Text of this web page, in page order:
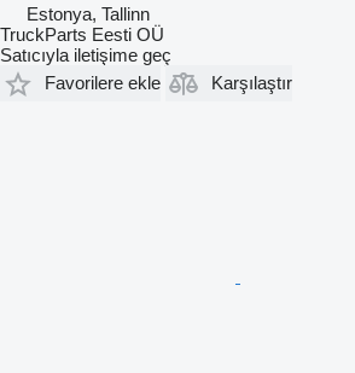
Estonya, Tallinn
TruckParts Eesti OÜ
Satıcıyla iletişime geç
Favorilere ekle
Karşılaştır